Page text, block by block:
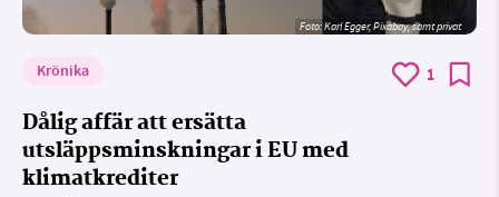
Foto:Karl Egger, Pixabay, samt privat
Krönika 1
Dålig affär att ersätta
utsläppsminskningar i EU med
klimatkrediter